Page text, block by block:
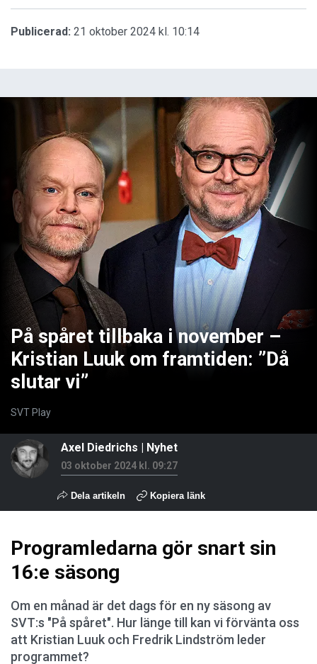
Publicerad: 21 oktober 2024 kl. 10:14
På spåret tillbaka i november –
Kristian Luuk om framtiden: ”Då
slutar vi”
SVT Play
Axel Diedrichs | Nyhet
03 oktober 2024 kl. 09:27
Dela artikeln Kopiera länk
Programledarna gör snart sin
16:e säsong
Om en månad är det dags för en ny säsong av
SVT:s "På spåret". Hur länge till kan vi förvänta oss
att Kristian Luuk och Fredrik Lindström leder
programmet?